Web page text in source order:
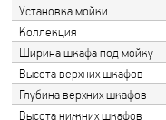
Установка мойки
Коллекция
Ширина шкафа под мойку
Высота верхних шкафов
Глубина верхних шкафов
Высота нижних шкафов